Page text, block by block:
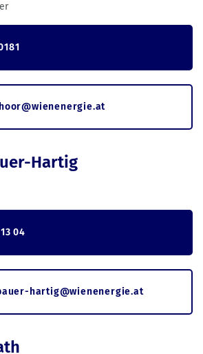
Hartig
04
hartig@wienenergie.at